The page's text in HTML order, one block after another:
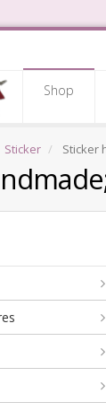
Shop
Sticker Sticker